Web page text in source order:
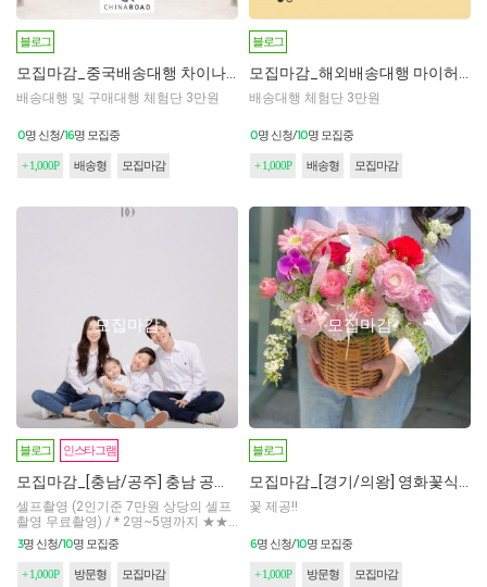
블로그
배송대행 및 구매대행 체험단 3만원
0명 신청/16명 모집중
+ 1,000P 배송형 모집마감
블로그
배송대행 체험단 3만원
0명 신청/10명 모집중
+ 1,000P 배송형 모집마감
모집마감
블로그 인스타그램
셀프촬영 (2인기준 7만원 상당의 셀프
촬영 무료촬영) / * 2명~5명까지 ★★
★
3명 신청/10명 모집중
+ 1,000P 방문형 모집마감
모집마감
블로그
꽃 제공!!
6명 신청/10명 모집중
+ 1,000P 방문형 모집마감